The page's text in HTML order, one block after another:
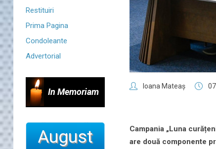
Restituiri
Prima Pagina
Condoleante
Advertorial
In Memoriam
August
Ioana Mateaş
Campania „Luna
are două componente